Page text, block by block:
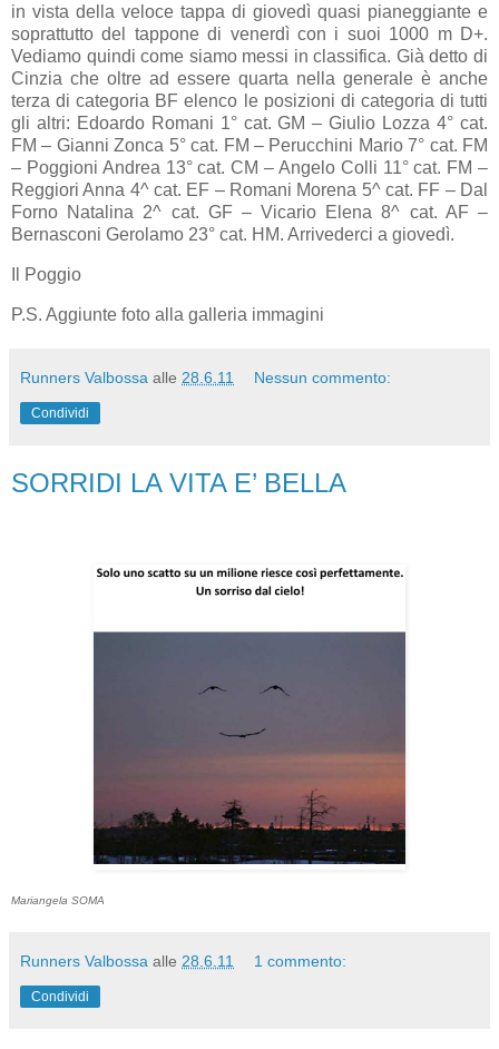
in vista della veloce tappa di giovedì quasi pianeggiante e
soprattutto del tappone di venerdì con i suoi 1000 m D+.
Vediamo quindi come siamo messi in classifica. Già detto di
Cinzia che oltre ad essere quarta nella generale è anche
terza di categoria BF elenco le posizioni di categoria di tutti
gli altri: Edoardo Romani 1° cat. GM – Giulio Lozza 4° cat.
FM – Gianni Zonca 5° cat. FM – Perucchini Mario 7° cat. FM
– Poggioni Andrea 13° cat. CM – Angelo Colli 11° cat. FM –
Reggiori Anna 4^ cat. EF – Romani Morena 5^ cat. FF – Dal
Forno Natalina 2^ cat. GF – Vicario Elena 8^ cat. AF –
Bernasconi Gerolamo 23° cat. HM. Arrivederci a giovedì.
Il Poggio
P.S. Aggiunte foto alla galleria immagini
Runners Valbossa alle 28.6.11 Nessun commento:
Condividi
SORRIDI LA VITA E’ BELLA
Mariangela SOMA
Runners Valbossa alle 28.6.11 1 commento:
Condividi